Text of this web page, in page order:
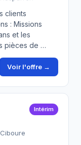
clients
: Missions
et les
pièces de …
Voir l'offre →
Intérim